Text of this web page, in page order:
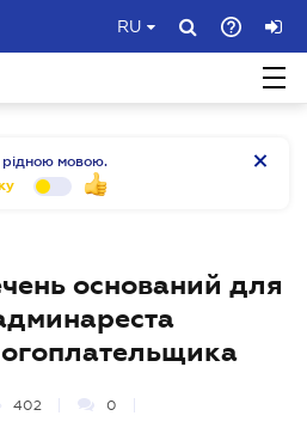
RU
рідною мовою.
оснований для
402 0